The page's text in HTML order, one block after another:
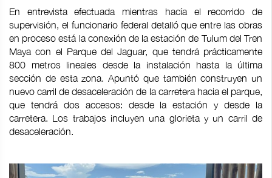
En entrevista efectuada mientras hacía el recorrido de
supervisión, el funcionario federal detalló que entre las obras
en proceso está la conexión de la estación de Tulum del Tren
Maya con el Parque del Jaguar, que tendrá prácticamente
800 metros lineales desde la instalación hasta la última
sección de esta zona. Apuntó que también construyen un
nuevo carril de desaceleración de la carretera hacia el parque,
que tendrá dos accesos: desde la estación y desde la
carretera. Los trabajos incluyen una glorieta y un carril de
desaceleración.